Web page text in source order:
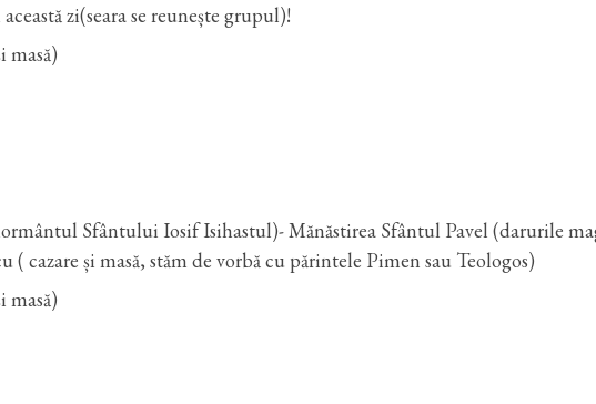
zi(seara se reunește grupul)!
masă)
Sfântului Iosif Isihastul)- Mănăstirea Sfântul Pavel (darurile
( cazare și masă, stăm de vorbă cu părintele Pimen sau Teologos)
masă)